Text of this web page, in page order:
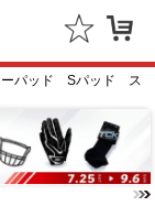
パッド Sパッド ス